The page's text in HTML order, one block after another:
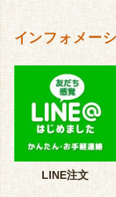
インフォメー
LINE注文